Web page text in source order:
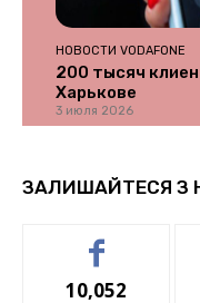
НОВОСТИ VODAFONE
200 тысяч
Харькове
3 июля 2026
ЗАЛИШАЙТЕСЯ З
10,052